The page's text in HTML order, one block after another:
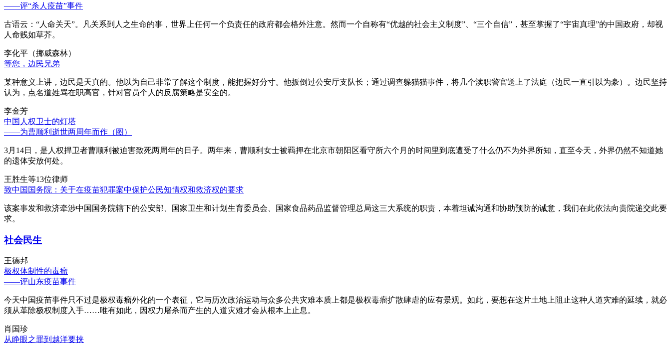
——评“杀人疫苗”事件
古语云：“人命关天”。凡关系到人之生命的事，世界上任何一个负责任的政府都会格外注意。然而一个自称有“优越的社会主义制度”、“三个自信”，甚至掌握了“宇宙真理”的中国政府，却视
人命贱如草芥。
李化平（挪威森林）
等您，边民兄弟
某种意义上讲，边民是天真的。他以为自己非常了解这个制度，能把握好分寸。他扳倒过公安厅支队长；通过调查躲猫猫事件，将几个渎职警官送上了法庭（边民一直引以为豪）。边民坚持
认为，点名道姓骂在职高官，针对官员个人的反腐策略是安全的。
李金芳
中国人权卫士的灯塔
——为曹顺利逝世两周年而作（图）
3月14日，是人权捍卫者曹顺利被迫害致死两周年的日子。两年来，曹顺利女士被羁押在北京市朝阳区看守所六个月的时间里到底遭受了什么仍不为外界所知，直至今天，外界仍然不知道她
的遗体安放何处。
王胜生等13位律师
致中国国务院：关于在疫苗犯罪案中保护公民知情权和救济权的要求
该案事发和救济牵涉中国国务院辖下的公安部、国家卫生和计划生育委员会、国家食品药品监督管理总局这三大系统的职责，本着坦诚沟通和协助预防的诚意，我们在此依法向贵院递交此要
求。
社会民生
王德邦
极权体制性的毒瘤
——评山东疫苗事件
今天中国疫苗事件只不过是极权毒瘤外化的一个表征，它与历次政治运动与众多公共灾难本质上都是极权毒瘤扩散肆虐的应有景观。如此，要想在这片土地上阻止这种人道灾难的延续，就必
须从革除极权制度入手……唯有如此，因权力屠杀而产生的人道灾难才会从根本上止息。
肖国珍
从睁眼之罪到越洋要挟